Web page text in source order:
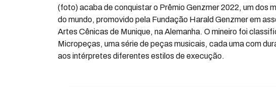
(foto) acaba de conquistar o Prêmio Genzmer 2022, um dos
do mundo, promovido pela Fundação Harald Genzmer em
Artes Cênicas de Munique, na Alemanha. O mineiro foi
Micropeças, uma série de peças musicais, cada uma com
aos intérpretes diferentes estilos de execução.